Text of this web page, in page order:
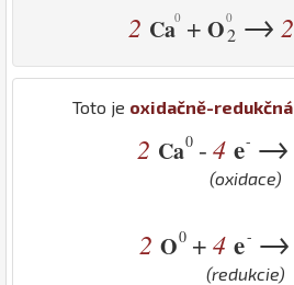
2 Ca + O2 → 2
Toto je oxidačně-redukčná
2 Ca0 -4 e- →
(oxidace)
2 O0 + 4 e- →
(redukcie)